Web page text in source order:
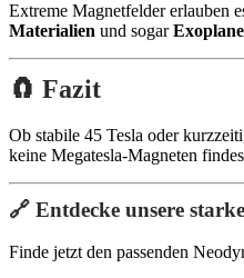
Extreme Magnetfelder erlauben
Materialien und sogar
🧲 Fazit
Ob stabile 45 Tesla oder
keine Megatesla-Magneten
🔗 Entdecke unsere
Finde jetzt den passenden